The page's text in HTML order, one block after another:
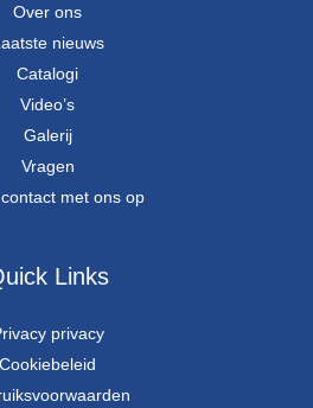
Over ons
nieuws
Catalogi
Video’s
Galerij
Vragen
met ons op
Links
privacy
Cookiebeleid